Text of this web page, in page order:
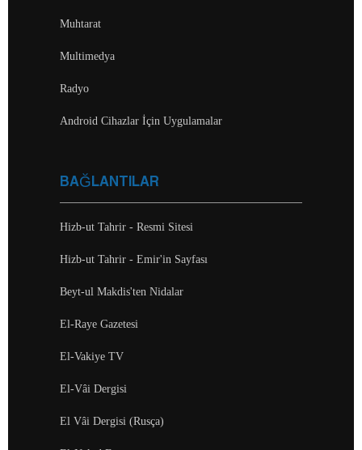
Muhtarat
Multimedya
Radyo
Android Cihazlar İçin Uygulamalar
BAĞLANTILAR
Hizb-ut Tahrir - Resmi Sitesi
Hizb-ut Tahrir - Emir'in Sayfası
Beyt-ul Makdis'ten Nidalar
El-Raye Gazetesi
El-Vakiye TV
El-Vâi Dergisi
El Vâi Dergisi (Rusça)